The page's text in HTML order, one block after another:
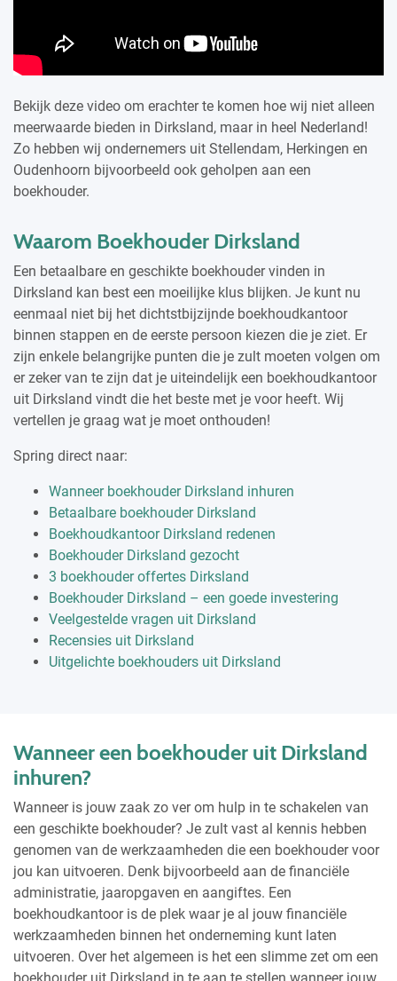
Bekijk deze video om erachter te komen hoe wij niet alleen
meerwaarde bieden in Dirksland, maar in heel Nederland!
Zo hebben wij ondernemers uit Stellendam, Herkingen en
Oudenhoorn bijvoorbeeld ook geholpen aan een
boekhouder.
Waarom Boekhouder Dirksland
Een betaalbare en geschikte boekhouder vinden in
Dirksland kan best een moeilijke klus blijken. Je kunt nu
eenmaal niet bij het dichtstbijzijnde boekhoudkantoor
binnen stappen en de eerste persoon kiezen die je ziet. Er
zijn enkele belangrijke punten die je zult moeten volgen om
er zeker van te zijn dat je uiteindelijk een boekhoudkantoor
uit Dirksland vindt die het beste met je voor heeft. Wij
vertellen je graag wat je moet onthouden!
Spring direct naar:
Wanneer boekhouder Dirksland inhuren
Betaalbare boekhouder Dirksland
Boekhoudkantoor Dirksland redenen
Boekhouder Dirksland gezocht
3 boekhouder offertes Dirksland
Boekhouder Dirksland – een goede investering
Veelgestelde vragen uit Dirksland
Recensies uit Dirksland
Uitgelichte boekhouders uit Dirksland
Wanneer een boekhouder uit Dirksland
inhuren?
Wanneer is jouw zaak zo ver om hulp in te schakelen van
een geschikte boekhouder? Je zult vast al kennis hebben
genomen van de werkzaamheden die een boekhouder voor
jou kan uitvoeren. Denk bijvoorbeeld aan de financiële
administratie, jaaropgaven en aangiftes. Een
boekhoudkantoor is de plek waar je al jouw financiële
werkzaamheden binnen het onderneming kunt laten
uitvoeren. Over het algemeen is het een slimme zet om een